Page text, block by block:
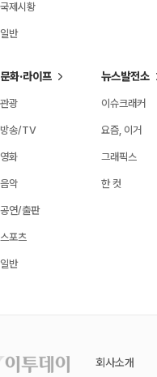
국제시황
일반
문화·라이프
관광
방송/TV
영화
음악
공연/출판
스포츠
일반
뉴스발전소
이슈크래커
요즘, 이거
그래픽스
한 컷
회사소개